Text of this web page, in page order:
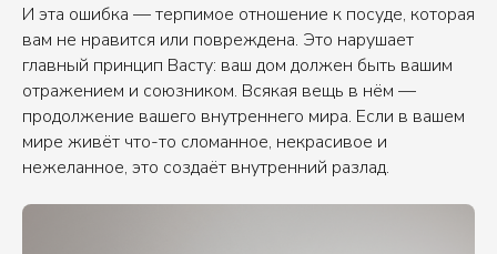
И эта ошибка — терпимое отношение к посуде, которая
вам не нравится или повреждена. Это нарушает
главный принцип Васту: ваш дом должен быть вашим
отражением и союзником. Всякая вещь в нём —
продолжение вашего внутреннего мира. Если в вашем
мире живёт что-то сломанное, некрасивое и
нежеланное, это создаёт внутренний разлад.